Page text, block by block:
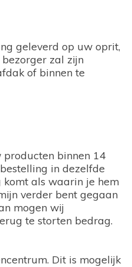
geleverd op uw oprit,
zal zijn
of binnen te
binnen 14
in dezelfde
als waarin je hem
verder bent gegaan
mogen wij
te storten bedrag.
Dit is mogelijk